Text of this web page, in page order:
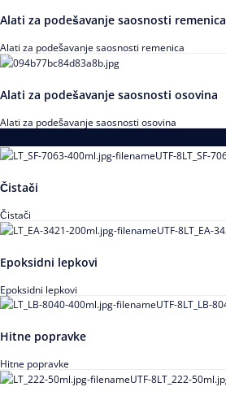
Alati za podešavanje saosnosti remenica
Alati za podešavanje saosnosti remenica
Alati za podešavanje saosnosti osovina
Alati za podešavanje saosnosti osovina
Čistači
Čistači
Epoksidni lepkovi
Epoksidni lepkovi
Hitne popravke
Hitne popravke